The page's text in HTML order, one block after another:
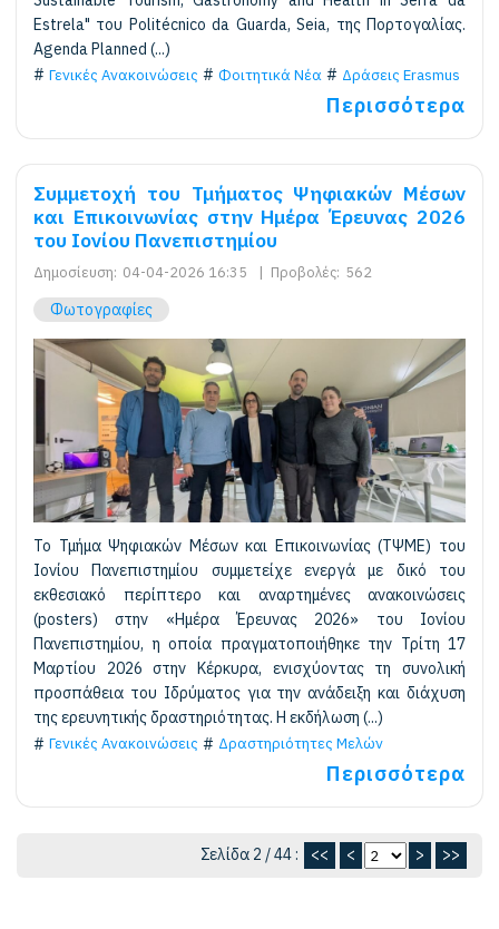
Estrela" του Politécnico da Guarda, Seia, της Πορτογαλίας.
Agenda Planned (...)
Γενικές Ανακοινώσεις
Φοιτητικά Νέα Δράσεις Erasmus
Περισσότερα
Συμμετοχή του Τμήματος Ψηφιακών Μέσων
και Επικοινωνίας στην Ημέρα Έρευνας 2026
του Ιονίου Πανεπιστημίου
Δημοσίευση: 04-04-2026 16:35 | Προβολές: 562
Φωτογραφίες
Το Τμήμα Ψηφιακών Μέσων και Επικοινωνίας (ΤΨΜΕ) του
Ιονίου Πανεπιστημίου συμμετείχε ενεργά με δικό του
εκθεσιακό περίπτερο και αναρτημένες ανακοινώσεις
(posters) στην «Ημέρα Έρευνας 2026» του Ιονίου
Πανεπιστημίου, η οποία πραγματοποιήθηκε την Τρίτη 17
Μαρτίου 2026 στην Κέρκυρα, ενισχύοντας τη συνολική
προσπάθεια του Ιδρύματος για την ανάδειξη και διάχυση
της ερευνητικής δραστηριότητας. Η εκδήλωση (...)
Γενικές Ανακοινώσεις
Δραστηριότητες Μελών
Περισσότερα
Σελίδα 2 / 44 : << < > >>